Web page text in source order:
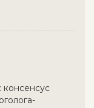
консенсус